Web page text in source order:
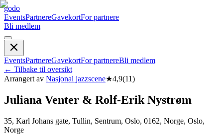
godo
EventsPartnereGavekortFor partnere
Bli medlem
EventsPartnereGavekortFor partnereBli medlem
← Tilbake til oversikt
Arrangert av Nasjonal jazzscene★4,9(11)
Juliana Venter & Rolf-Erik Nystrøm
35, Karl Johans gate, Tullin, Sentrum, Oslo, 0162, Norge, Oslo,
Norge